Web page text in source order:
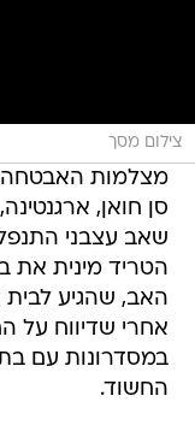
צילום מסך
מצלמות
סן חואן,
שאב עצבני
הטריד מינית את
האב, שהגיע
אחרי שדיווח
החשוד.